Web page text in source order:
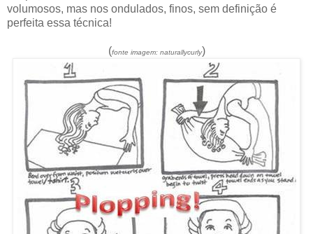
volumosos, mas nos ondulados, finos, sem definição é
perfeita essa técnica!
(fonte imagem: naturallycurly)